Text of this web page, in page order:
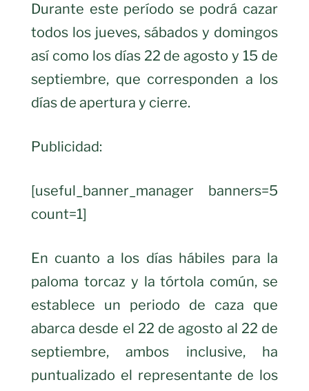
Durante este período se podrá cazar
todos los jueves, sábados y domingos
así como los días 22 de agosto y 15 de
septiembre, que corresponden a los
días de apertura y cierre.
Publicidad:
[useful_banner_manager banners=5
count=1]
En cuanto a los días hábiles para la
paloma torcaz y la tórtola común, se
establece un periodo de caza que
abarca desde el 22 de agosto al 22 de
septiembre, ambos inclusive, ha
puntualizado el representante de los